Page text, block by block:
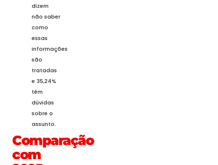
dizem
não saber
como
essas
informações
são
tratadas
e 35,24%
têm
dúvidas
sobre o
assunto.
Comparação
com